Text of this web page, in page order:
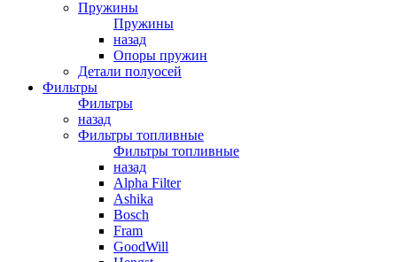
Пружины
Пружины
назад
Опоры пружин
Детали полуосей
Фильтры
Фильтры
назад
Фильтры топливные
Фильтры топливные
назад
Alpha Filter
Ashika
Bosch
Fram
GoodWill